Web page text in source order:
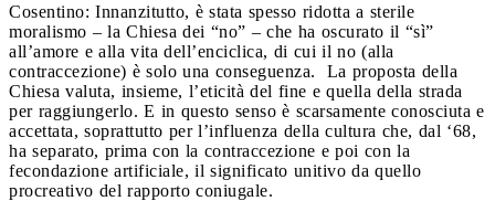
Cosentino: Innanzitutto, è stata spesso ridotta a sterile
moralismo – la Chiesa dei “no” – che ha oscurato il “sì”
all’amore e alla vita dell’enciclica, di cui il no (alla
contraccezione) è solo una conseguenza. La proposta della
Chiesa valuta, insieme, l’eticità del fine e quella della strada
per raggiungerlo. E in questo senso è scarsamente conosciuta e
accettata, soprattutto per l’influenza della cultura che, dal ‘68,
ha separato, prima con la contraccezione e poi con la
fecondazione artificiale, il significato unitivo da quello
procreativo del rapporto coniugale.